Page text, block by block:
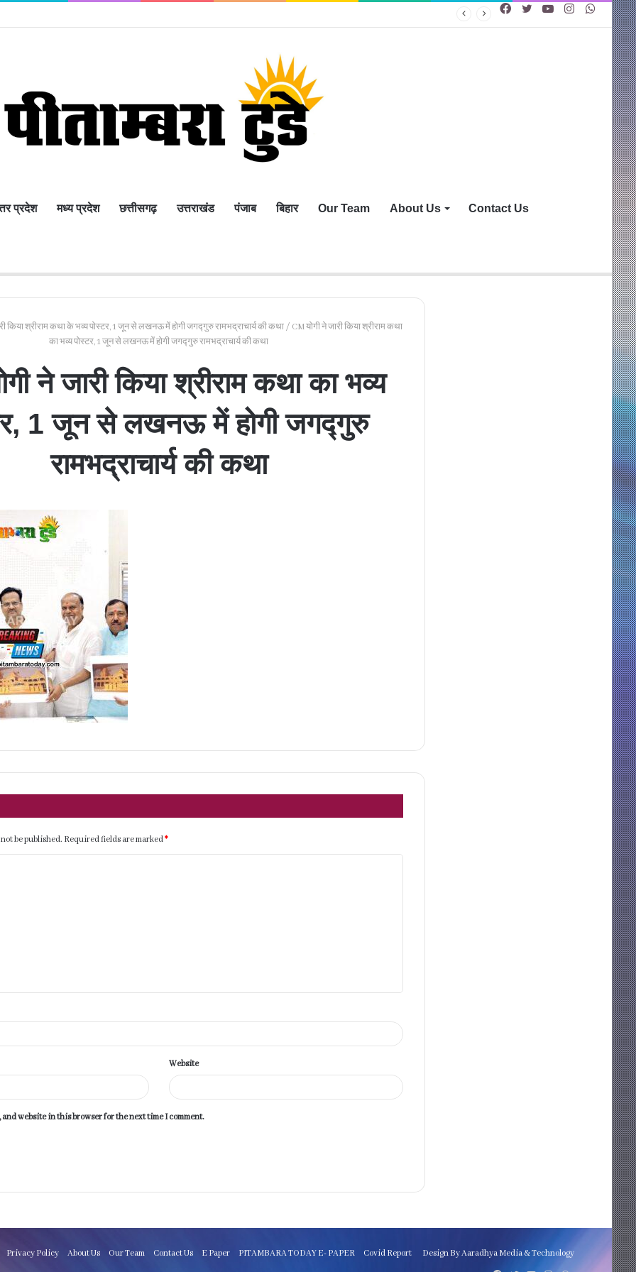
Instagram
YouTube
Twitter
Facebook
प्रदेश मध्य प्रदेश छत्तीसगढ़ उत्तराखंड पंजाब बिहार Our Team About Us Contact Us
किया श्रीराम कथा के भव्य पोस्टर, 1 जून से लखनऊ में होगी जगद्गुरु रामभद्राचार्य की कथा / CM योगी ने जारी किया श्रीराम कथा
का भव्य पोस्टर, 1 जून से लखनऊ में होगी जगद्गुरु रामभद्राचार्य की कथा
ने जारी किया श्रीराम कथा का भव्य
1 जून से लखनऊ में होगी जगद्गुरु
रामभद्राचार्य की कथा
be published. Required fields are marked*
Website
and website in this browser for the next time I comment.
Design By Aaradhya Media & Technology
Privacy Policy About Us Our Team Contact Us E Paper PITAMBARA TODAY E- PAPER
Covid Report